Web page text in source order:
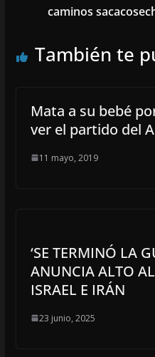
caminos
También te
Mata a su bebé
ver el partido del
11 mayo, 2019
‘SE TERMINÓ LA
ANUNCIA ALTO
ISRAEL E IRÁN
23 junio, 2025